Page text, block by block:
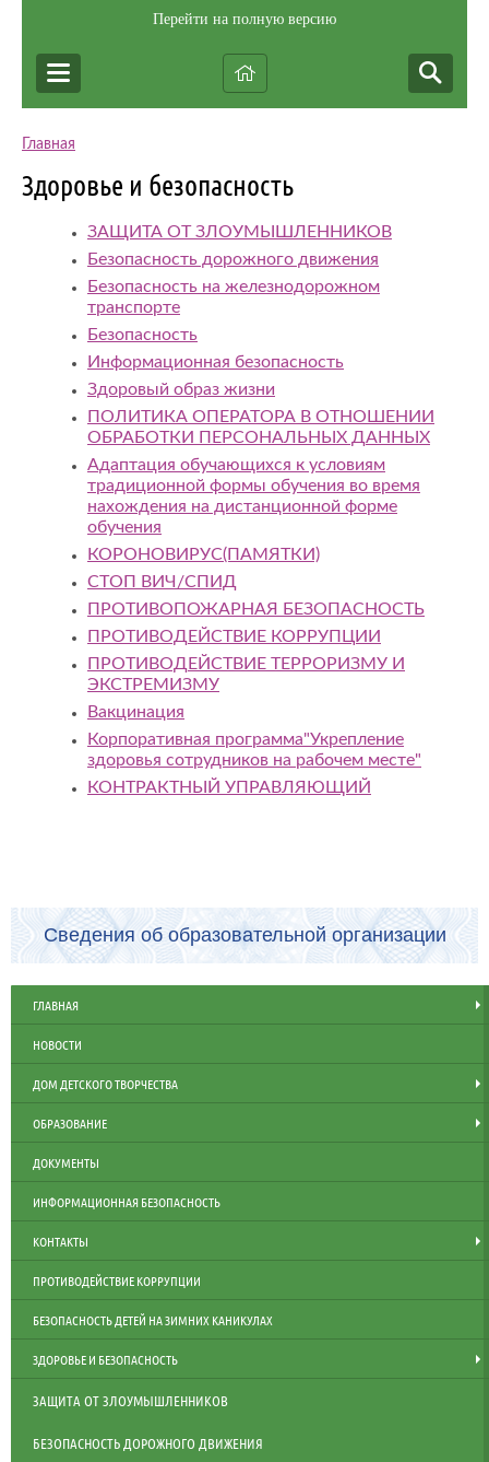
Перейти на полную версию
Главная
Здоровье и безопасность
ЗАЩИТА ОТ ЗЛОУМЫШЛЕННИКОВ
Безопасность дорожного движения
Безопасность на железнодорожном
транспорте
Безопасность
Информационная безопасность
Здоровый образ жизни
ПОЛИТИКА ОПЕРАТОРА В ОТНОШЕНИИ
ОБРАБОТКИ ПЕРСОНАЛЬНЫХ ДАННЫХ
Адаптация обучающихся к условиям
традиционной формы обучения во время
нахождения на дистанционной форме
обучения
КОРОНОВИРУС(ПАМЯТКИ)
СТОП ВИЧ/СПИД
ПРОТИВОПОЖАРНАЯ БЕЗОПАСНОСТЬ
ПРОТИВОДЕЙСТВИЕ КОРРУПЦИИ
ПРОТИВОДЕЙСТВИЕ ТЕРРОРИЗМУ И
ЭКСТРЕМИЗМУ
Вакцинация
Корпоративная программа"Укрепление
здоровья сотрудников на рабочем месте"
КОНТРАКТНЫЙ УПРАВЛЯЮЩИЙ
Сведения об образовательной организации
ГЛАВНАЯ
НОВОСТИ
ДОМ ДЕТСКОГО ТВОРЧЕСТВА
ОБРАЗОВАНИЕ
ДОКУМЕНТЫ
ИНФОРМАЦИОННАЯ БЕЗОПАСНОСТЬ
КОНТАКТЫ
ПРОТИВОДЕЙСТВИЕ КОРРУПЦИИ
БЕЗОПАСНОСТЬ ДЕТЕЙ НА ЗИМНИХ КАНИКУЛАХ
ЗДОРОВЬЕ И БЕЗОПАСНОСТЬ
ЗАЩИТА ОТ ЗЛОУМЫШЛЕННИКОВ
БЕЗОПАСНОСТЬ ДОРОЖНОГО ДВИЖЕНИЯ